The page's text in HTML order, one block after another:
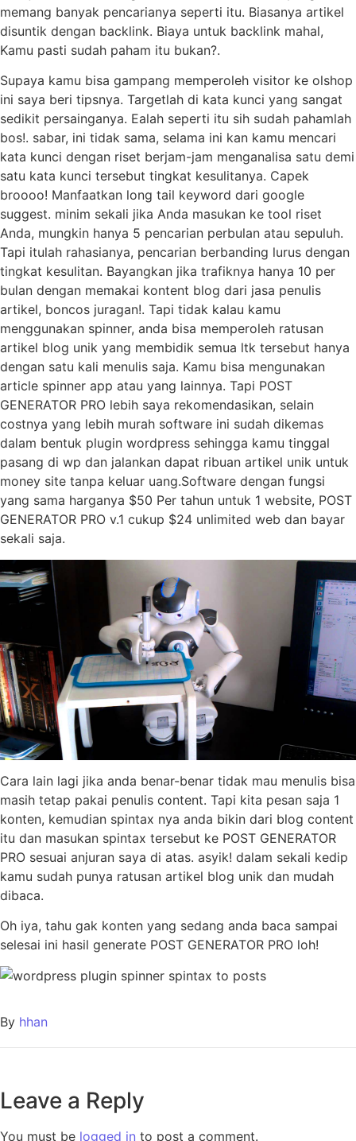
memang banyak pencarianya seperti itu. Biasanya artikel
disuntik dengan backlink. Biaya untuk backlink mahal,
Kamu pasti sudah paham itu bukan?.
Supaya kamu bisa gampang memperoleh visitor ke olshop
ini saya beri tipsnya. Targetlah di kata kunci yang sangat
sedikit persainganya. Ealah seperti itu sih sudah pahamlah
bos!. sabar, ini tidak sama, selama ini kan kamu mencari
kata kunci dengan riset berjam-jam menganalisa satu demi
satu kata kunci tersebut tingkat kesulitanya. Capek
broooo! Manfaatkan long tail keyword dari google
suggest. minim sekali jika Anda masukan ke tool riset
Anda, mungkin hanya 5 pencarian perbulan atau sepuluh.
Tapi itulah rahasianya, pencarian berbanding lurus dengan
tingkat kesulitan. Bayangkan jika trafiknya hanya 10 per
bulan dengan memakai kontent blog dari jasa penulis
artikel, boncos juragan!. Tapi tidak kalau kamu
menggunakan spinner, anda bisa memperoleh ratusan
artikel blog unik yang membidik semua ltk tersebut hanya
dengan satu kali menulis saja. Kamu bisa mengunakan
article spinner app atau yang lainnya. Tapi POST
GENERATOR PRO lebih saya rekomendasikan, selain
costnya yang lebih murah software ini sudah dikemas
dalam bentuk plugin wordpress sehingga kamu tinggal
pasang di wp dan jalankan dapat ribuan artikel unik untuk
money site tanpa keluar uang.Software dengan fungsi
yang sama harganya $50 Per tahun untuk 1 website, POST
GENERATOR PRO v.1 cukup $24 unlimited web dan bayar
sekali saja.
Cara lain lagi jika anda benar-benar tidak mau menulis bisa
masih tetap pakai penulis content. Tapi kita pesan saja 1
konten, kemudian spintax nya anda bikin dari blog content
itu dan masukan spintax tersebut ke POST GENERATOR
PRO sesuai anjuran saya di atas. asyik! dalam sekali kedip
kamu sudah punya ratusan artikel blog unik dan mudah
dibaca.
Oh iya, tahu gak konten yang sedang anda baca sampai
selesai ini hasil generate POST GENERATOR PRO loh!
By hhan
Leave a Reply
You must be logged in to post a comment.